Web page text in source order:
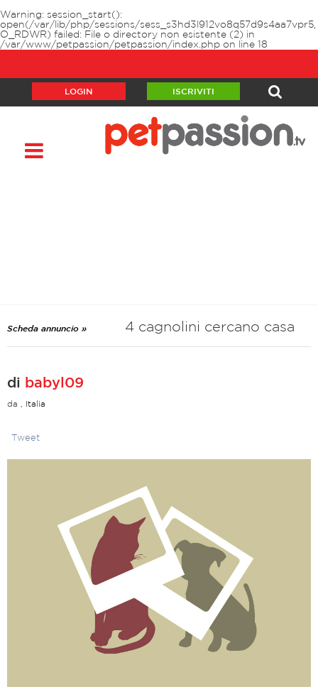
Warning: session_start():
open(/var/lib/php/sessions/sess_s3hd3l912vo8q57d9s4aa7vpr5,
O_RDWR) failed: File o directory non esistente (2) in
/var/www/petpassion/petpassion/index.php on line 18
LOGIN ISCRIVITI
Scheda annuncio » 4 cagnolini cercano casa
di babyl09
da , Italia
Tweet